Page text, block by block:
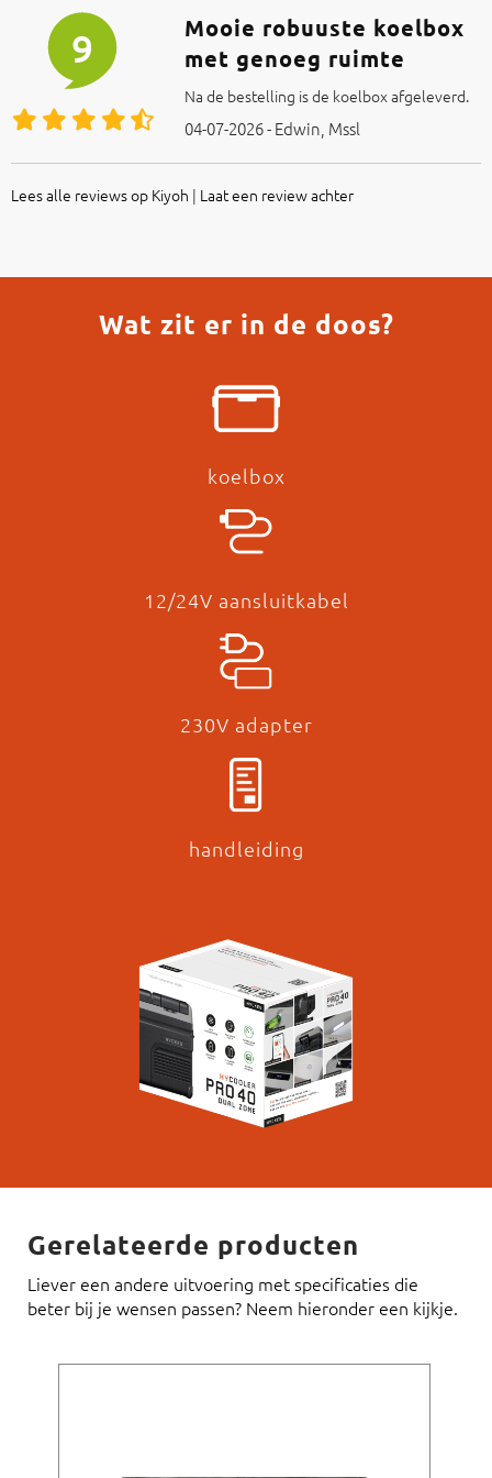
9
Mooie robuuste koelbox
met genoeg ruimte
Na de bestelling is de koelbox afgeleverd.
04-07-2026 - Edwin, Mssl
Lees alle reviews op Kiyoh | Laat een review achter
Wat zit er in de doos?
koelbox
12/24V aansluitkabel​
230V adapter
handleiding​
Gerelateerde producten
Liever een andere uitvoering met specificaties die
beter bij je wensen passen? Neem hieronder een kijkje.